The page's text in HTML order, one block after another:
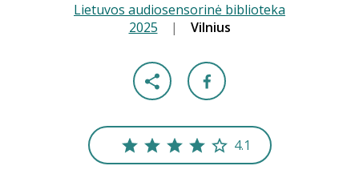
Lietuvos audiosensorinė biblioteka
2025 | Vilnius
4.1